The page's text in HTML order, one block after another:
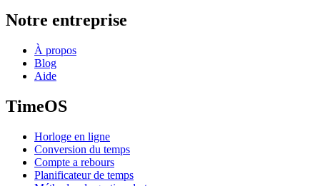
Notre entreprise
À propos
Blog
Aide
TimeOS
Horloge en ligne
Conversion du temps
Compte a rebours
Planificateur de temps